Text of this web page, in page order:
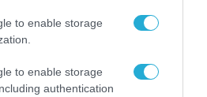
to enable storage
to enable storage
authentication